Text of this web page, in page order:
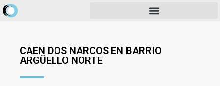
CAEN DOS NARCOS EN BARRIO
ARGÜELLO NORTE